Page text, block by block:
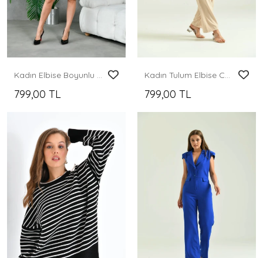
Kadın Elbise Boyunlu Diz Altı Örme Elbise Siyah - 227067
799,00 TL
Kadın Tulum Elbise Ceket Yaka Kumaş Tulum Elbise Taş - T106
799,00 TL